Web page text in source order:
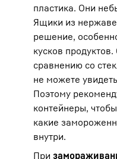
пластика. Они
Ящики из
решение,
кусков
сравнению со
не можете
Поэтому
контейнеры,
какие
внутри.
При